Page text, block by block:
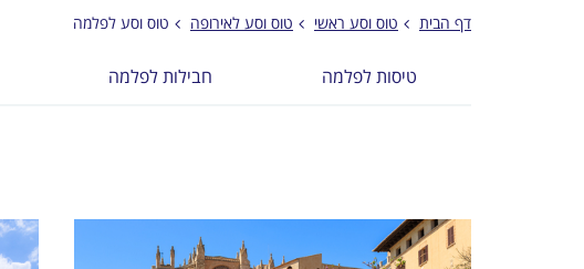
דף הבית טוס וסע ראשי טוס וסע לאירופה טוס וסע לפלמה
טיסות לפלמה חבילות לפלמה